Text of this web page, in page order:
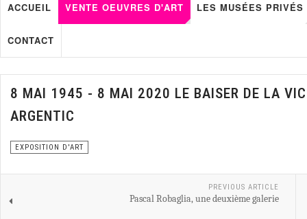
ACCUEIL VENTE OEUVRES D'ART LES MUSÉES PRIVÉS
CONTACT
8 MAI 1945 - 8 MAI 2020 LE BAISER DE LA
ARGENTIC
EXPOSITION D'ART
PREVIOUS ARTICLE
Pascal Robaglia, une deuxième galerie